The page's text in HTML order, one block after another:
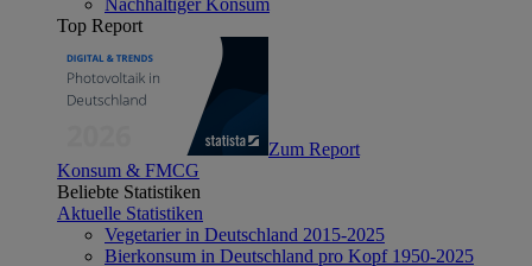
Top Report
Zum Report
Konsum & FMCG
Beliebte Statistiken
Aktuelle Statistiken
Vegetarier in Deutschland 2015-2025
Bierkonsum in Deutschland pro Kopf 1950-2025